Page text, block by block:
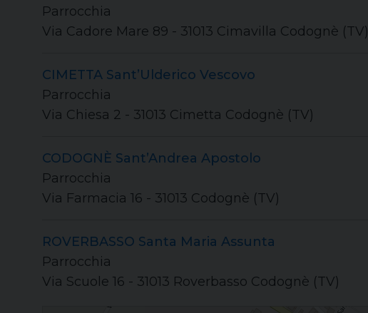
Parrocchia
Via Cadore Mare 89 - 31013 Cimavilla Codognè (TV)
CIMETTA Sant’Ulderico Vescovo
Parrocchia
Via Chiesa 2 - 31013 Cimetta Codognè (TV)
CODOGNÈ Sant’Andrea Apostolo
Parrocchia
Via Farmacia 16 - 31013 Codognè (TV)
ROVERBASSO Santa Maria Assunta
Parrocchia
Via Scuole 16 - 31013 Roverbasso Codognè (TV)